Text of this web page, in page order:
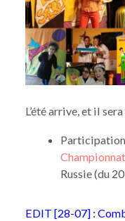
L’été arrive, et il
Russie (du
EDIT [28-07] :